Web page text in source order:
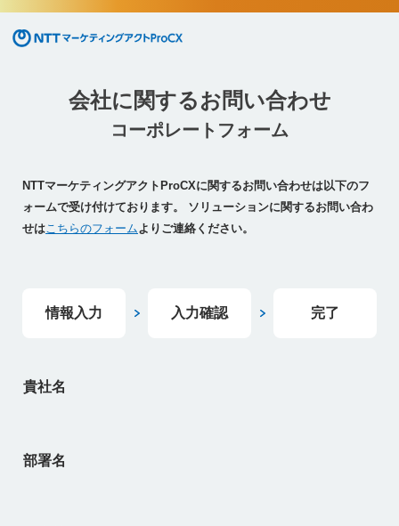
NTTマーケティングアクトProCX
会社に関するお問い合わせ
コーポレートフォーム
NTTマーケティングアクトProCXに関するお問い合わせは以下のフ
ォームで受け付けております。
ソリューションに関するお問い合わ
せはこちらのフォームよりご連絡ください。
情報入力 入力確認 完了
貴社名
部署名